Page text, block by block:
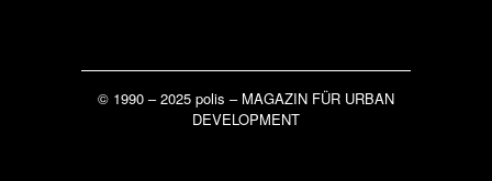
© 1990 – 2025 polis – MAGAZIN FÜR URBAN
DEVELOPMENT